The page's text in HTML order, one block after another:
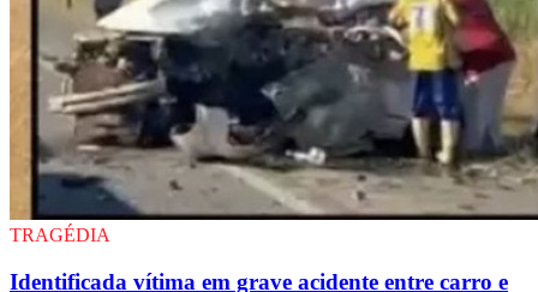
TRAGÉDIA
Identificada vítima em grave acidente entre carro e